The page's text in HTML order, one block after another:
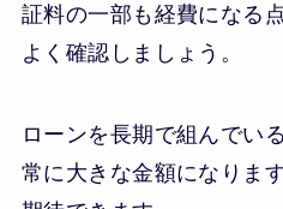
証料の一部も経費になる
よく確認しましょう。
ローンを長期で組んでい
常に大きな金額になりま